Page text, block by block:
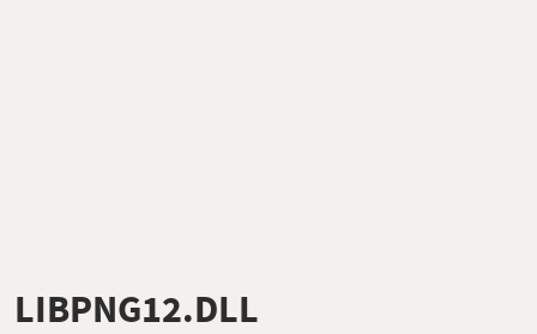
LIBPNG12.DLL